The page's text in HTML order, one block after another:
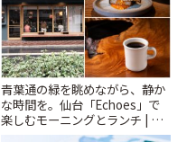
青葉通の緑を眺めながら、静か
な時間を。仙台「Echoes」で
楽しむモーニングとランチ | こ